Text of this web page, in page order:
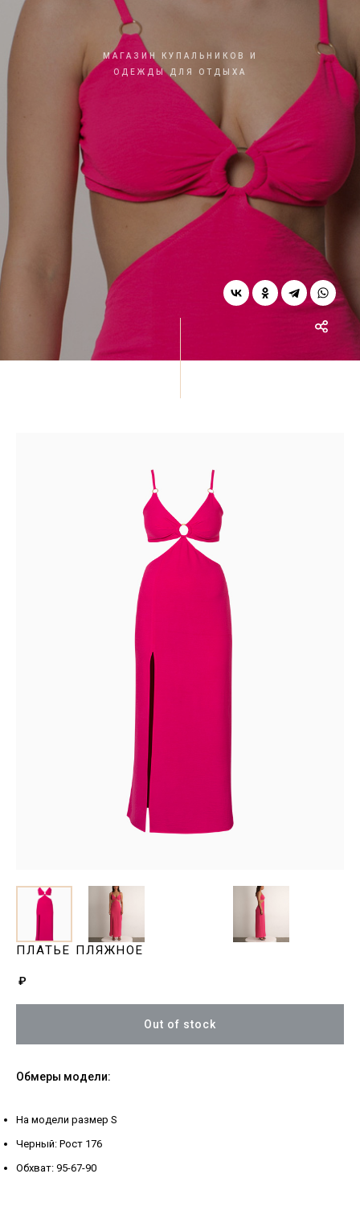
МАГАЗИН КУПАЛЬНИКОВ И
ОДЕЖДЫ ДЛЯ ОТДЫХА
ПЛАТЬЕ ПЛЯЖНОЕ
₽
Out of stock
Обмеры модели:
На модели размер S
Черный: Рост 176
Обхват: 95-67-90